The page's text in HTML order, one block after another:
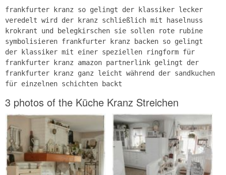
frankfurter kranz so gelingt der klassiker lecker
veredelt wird der kranz schließlich mit haselnuss
krokrant und belegkirschen sie sollen rote rubine
symbolisieren frankfurter kranz backen so gelingt
der klassiker mit einer speziellen ringform für
frankfurter kranz amazon partnerlink gelingt der
frankfurter kranz ganz leicht während der sandkuchen
für einzelnen schichten backt
3 photos of the Küche Kranz Streichen